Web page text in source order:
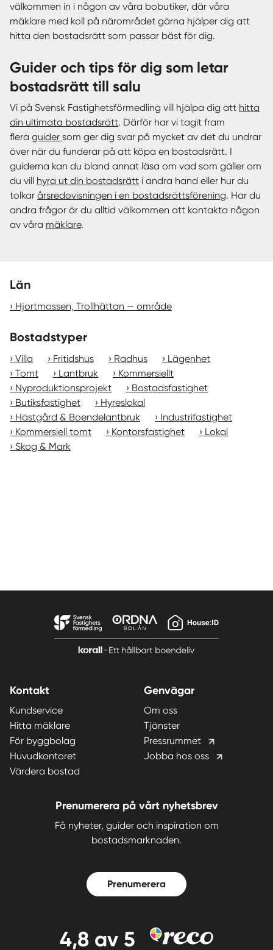
välkommen in i någon av våra bobutiker, där våra
mäklare med koll på närområdet gärna hjälper dig att
hitta den bostadsrätt som passar bäst för dig.
Guider och tips för dig som letar
bostadsrätt till salu
Vi på Svensk Fastighetsförmedling vill hjälpa dig att hitta
din ultimata bostadsrätt. Därför har vi tagit fram
flera guider som ger dig svar på mycket av det du undrar
över när du funderar på att köpa en bostadsrätt. I
guiderna kan du bland annat läsa om vad som gäller om
du vill hyra ut din bostadsrätt i andra hand eller hur du
tolkar årsredovisningen i en bostadsrättsförening. Har du
andra frågor är du alltid välkommen att kontakta någon
av våra mäklare.
Län
Hjortmossen, Trollhättan — område
Bostadstyper
Villa Fritidshus Radhus
Lägenhet
Tomt
Lantbruk
Kommersiellt
Nyproduktionsprojekt
Bostadsfastighet
Butiksfastighet
Hyreslokal
Hästgård & Boendelantbruk
Industrifastighet
Kommersiell tomt
Kontorsfastighet
Lokal
Skog & Mark
Kontakt
Kundservice
Hitta mäklare
För byggbolag
Huvudkontoret
Värdera bostad
Genvägar
Om oss
Tjänster
Pressrummet
Jobba hos oss
Prenumerera på vårt nyhetsbrev
Få nyheter, guider och inspiration om
bostadsmarknaden.
Prenumerera
4,8 av 5